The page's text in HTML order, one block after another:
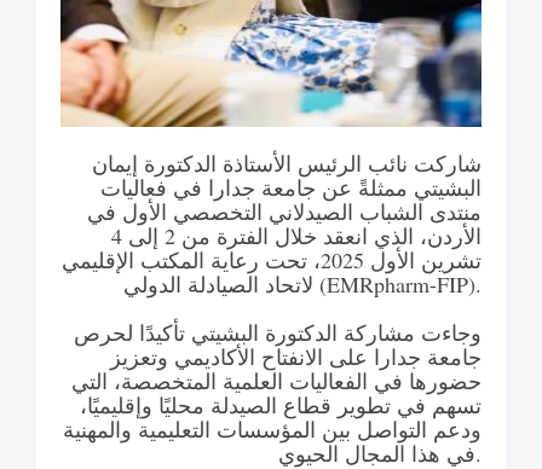
شاركت نائب الرئيس الأستاذة الدكتورة إيمان
البشيتي ممثلةً عن جامعة جدارا في فعاليات
منتدى الشباب الصيدلاني التخصصي الأول في
الأردن، الذي انعقد خلال الفترة من 2 إلى 4
تشرين الأول 2025، تحت رعاية المكتب الإقليمي
لاتحاد الصيادلة الدولي (EMRpharm-FIP).
وجاءت مشاركة الدكتورة البشيتي تأكيدًا لحرص
جامعة جدارا على الانفتاح الأكاديمي وتعزيز
حضورها في الفعاليات العلمية المتخصصة، التي
تسهم في تطوير قطاع الصيدلة محليًا وإقليميًا،
ودعم التواصل بين المؤسسات التعليمية والمهنية
في هذا المجال الحيوي.